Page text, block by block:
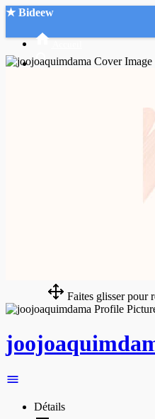
★ Bideew
Faites glisser pour
Détails